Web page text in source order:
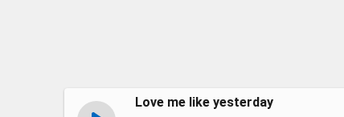
Love me like yesterday